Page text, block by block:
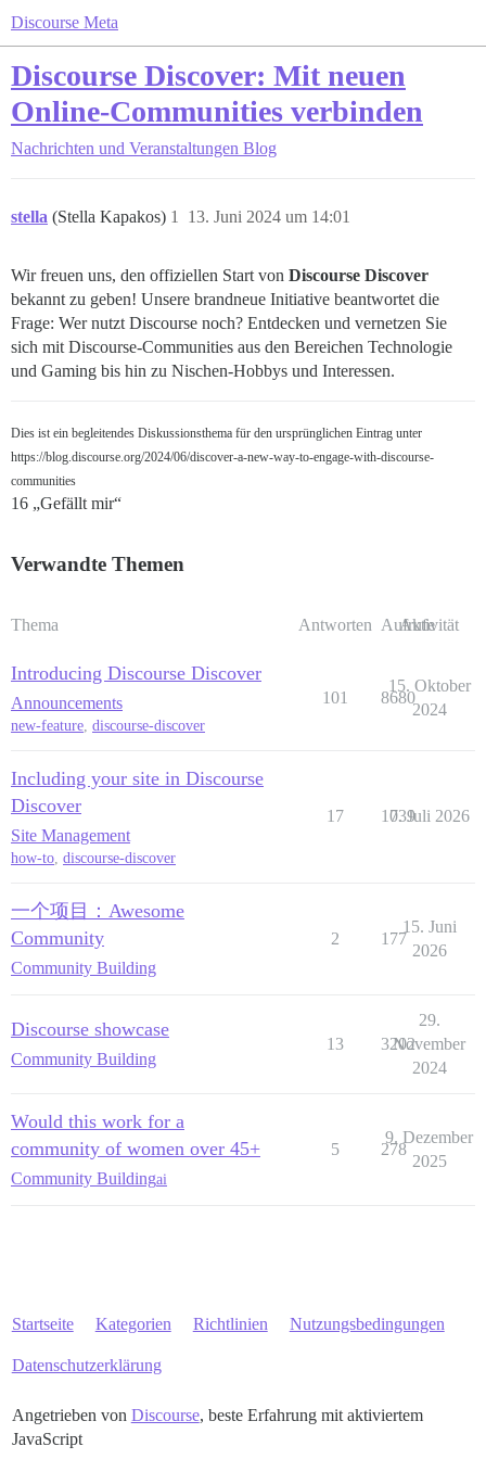
Discourse Meta
Discourse Discover: Mit neuen
Online-Communities verbinden
Nachrichten und Veranstaltungen Blog
stella (Stella Kapakos) 13. Juni 2024 um 14:01
1
Wir freuen uns, den offiziellen Start von Discourse Discover
bekannt zu geben! Unsere brandneue Initiative beantwortet die
Frage: Wer nutzt Discourse noch? Entdecken und vernetzen Sie
sich mit Discourse-Communities aus den Bereichen Technologie
und Gaming bis hin zu Nischen-Hobbys und Interessen.
Dies ist ein begleitendes Diskussionsthema für den ursprünglichen Eintrag unter
https://blog.discourse.org/2024/06/discover-a-new-way-to-engage-with-discourse-
communities
16 „Gefällt mir“
Verwandte Themen
Thema Antworten Aufrufe
Aktivität
Introducing Discourse Discover
Announcements
new-feature, discourse-discover
101 8680
15. Oktober
2024
Including your site in Discourse
Discover
Site Management
how-to, discourse-discover
17 1039
7. Juli 2026
一个项目：Awesome
Community
Community Building
2 177
15. Juni
2026
Discourse showcase
Community Building
13 3202
29.
November
2024
Would this work for a
community of women over 45+
Community Buildingai
5 278
9. Dezember
2025
Startseite Kategorien Richtlinien Nutzungsbedingungen
Datenschutzerklärung
Angetrieben von Discourse, beste Erfahrung mit aktiviertem
JavaScript